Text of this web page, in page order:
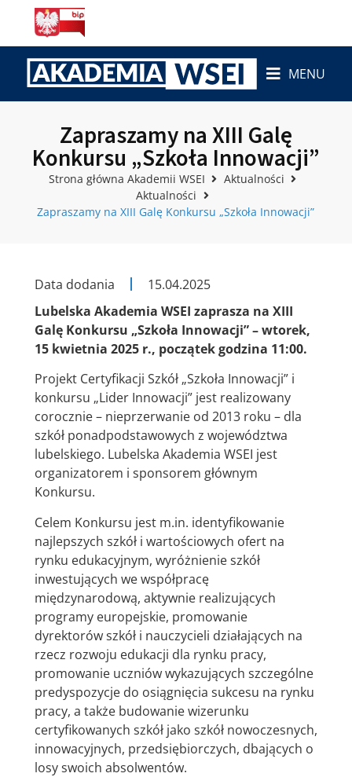
MENU
Zapraszamy na XIII Galę
Konkursu „Szkoła Innowacji”
Strona główna Akademii WSEI
Aktualności
Aktualności
Zapraszamy na XIII Galę Konkursu „Szkoła Innowacji”
Data dodania
15.04.2025
Lubelska Akademia WSEI zaprasza na XIII
Galę Konkursu „Szkoła Innowacji” – wtorek,
15 kwietnia 2025 r., początek godzina 11:00.
Projekt Certyfikacji Szkół „Szkoła Innowacji” i
konkursu „Lider Innowacji” jest realizowany
corocznie – nieprzerwanie od 2013 roku – dla
szkół ponadpodstawowych z województwa
lubelskiego. Lubelska Akademia WSEI jest
organizatorem i sponsorem głównym
Konkursu.
Celem Konkursu jest m.in. identyfikowanie
najlepszych szkół i wartościowych ofert na
rynku edukacyjnym, wyróżnienie szkół
inwestujących we współpracę
międzynarodową, aktywnie realizujących
programy europejskie, promowanie
dyrektorów szkół i nauczycieli działających na
rzecz rozwoju edukacji dla rynku pracy,
promowanie uczniów wykazujących szczególne
predyspozycje do osiągnięcia sukcesu na rynku
pracy, a także budowanie wizerunku
certyfikowanych szkół jako szkół nowoczesnych,
innowacyjnych, przedsiębiorczych, dbających o
losy swoich absolwentów.